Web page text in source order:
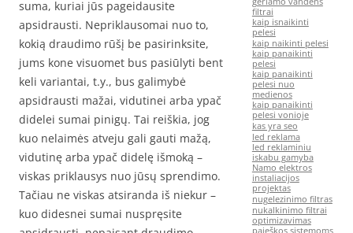
suma, kuriai jūs pageidausite
apsidrausti. Nepriklausomai nuo to,
kokią draudimo rūšį be pasirinksite,
jums kone visuomet bus pasiūlyti bent
keli variantai, t.y., bus galimybė
apsidrausti mažai, vidutinei arba ypač
didelei sumai pinigų. Tai reiškia, jog
kuo nelaimės atveju gali gauti mažą,
vidutinę arba ypač didelę išmoką –
viskas priklausys nuo jūsų sprendimo.
Tačiau ne viskas atsiranda iš niekur –
kuo didesnei sumai nuspręsite
filtrai
kaip isnaikinti
pelesi
kaip naikinti pelesi
kaip panaikinti
pelesi
kaip panaikinti
pelesi nuo
medienos
kaip panaikinti
pelesi vonioje
kas yra seo
led reklama
led reklaminiu
iskabu gamyba
Namo elektros
instaliacijos
projektas
nugelezinimo filtras
nukalkinimo filtrai
optimizavimas
paieškos sistemoms